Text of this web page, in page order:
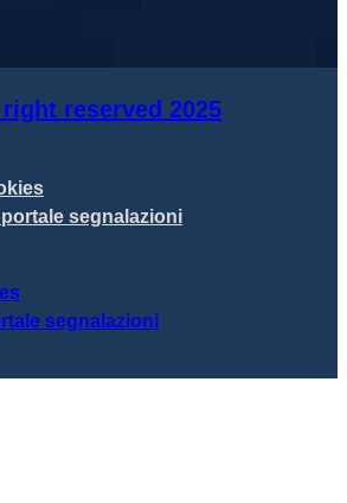
reserved 2025
segnalazioni
segnalazioni